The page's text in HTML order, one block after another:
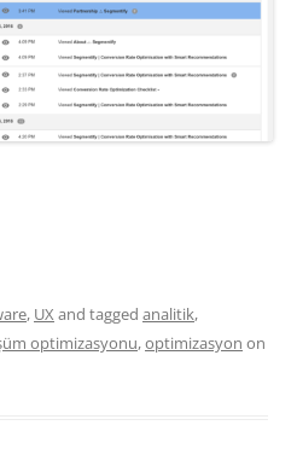
, UX and tagged analitik,
optimizasyonu,optimizasyon on